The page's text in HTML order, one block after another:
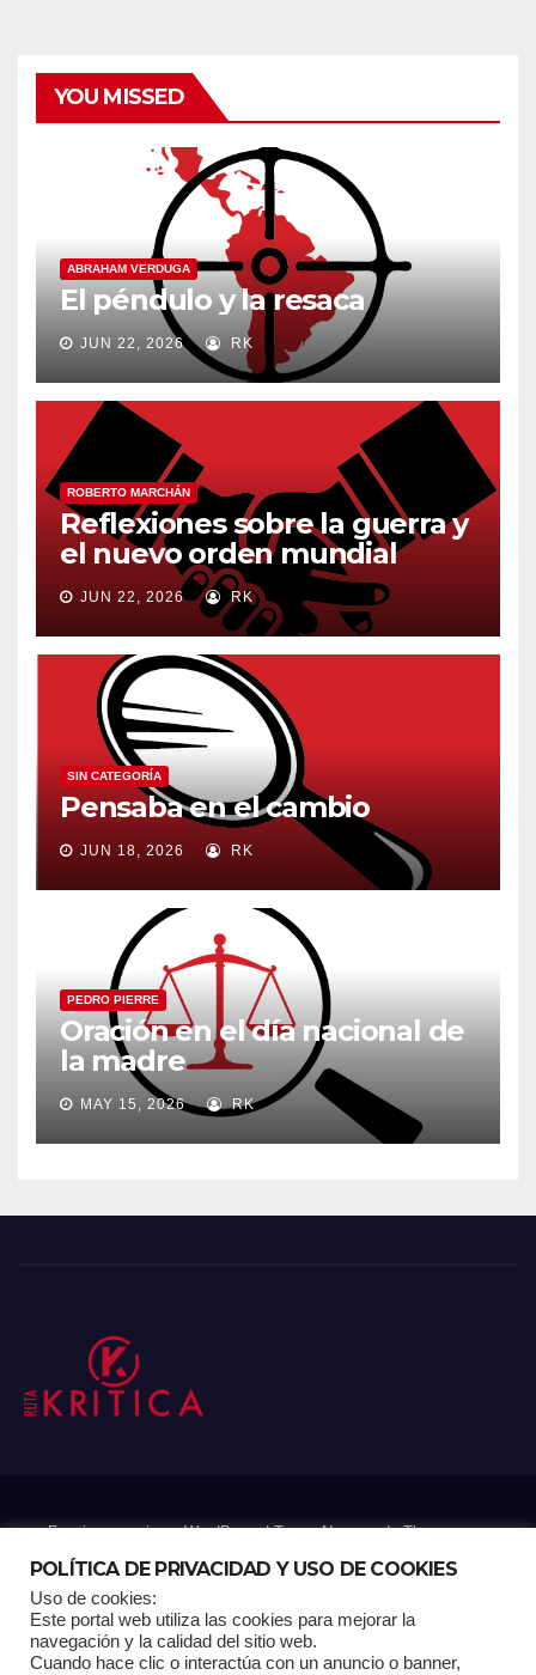
YOU MISSED
ABRAHAM VERDUGA
El péndulo y la resaca
JUN 22, 2026 RK
ROBERTO MARCHÁN
Reflexiones sobre la guerra y
el nuevo orden mundial
JUN 22, 2026 RK
SIN CATEGORÍA
Pensaba en el cambio
JUN 18, 2026 RK
PEDRO PIERRE
Oración en el día nacional de
la madre
MAY 15, 2026 RK
Funciona gracias a WordPress|Tema: Newsup deThemeansar
POLÍTICA DE PRIVACIDAD Y USO DE COOKIES
Uso de cookies:
Este portal web utiliza las cookies para mejorar la
navegación y la calidad del sitio web.
Cuando hace clic o interactúa con un anuncio o banner,